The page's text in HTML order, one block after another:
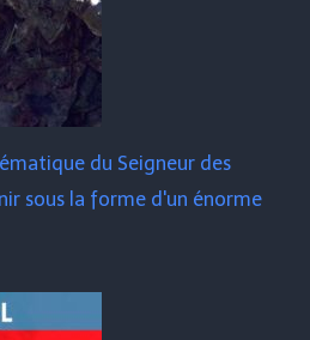
du Seigneur des
sous la forme d'un énorme